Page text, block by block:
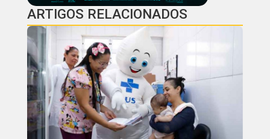
ARTIGOS RELACIONADOS